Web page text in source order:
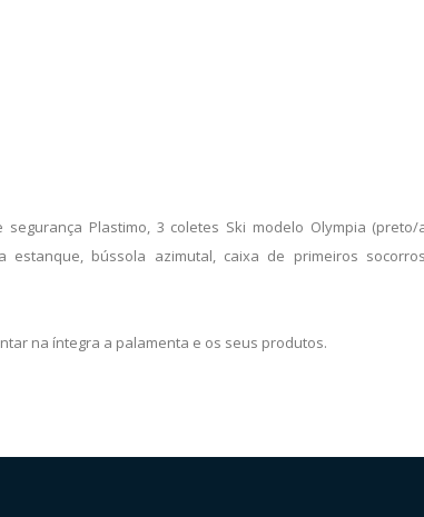
Plastimo, 3 coletes Ski modelo Olympia (preto/
bússola azimutal, caixa de primeiros
na íntegra a palamenta e os seus produtos.